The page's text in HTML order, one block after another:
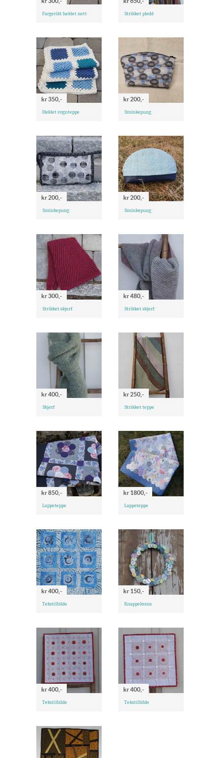
Fargerikt heklet nett Strikket pledd
kr 350,-
Heklet vognteppe
kr 200,-
Sminkepung
kr 200,-
Sminkepung
kr 200,-
Sminkepung
kr 300,-
Strikket skjerf
kr 480,-
Strikket skjerf
kr 400,-
Skjerf
kr 250,-
Strikket teppe
kr 850,-
Lappeteppe
kr 1800,-
Lappeteppe
kr 400,-
Tekstilbilde
kr 150,-
Knappekrans
kr 400,-
Tekstilbilde
kr 400,-
Tekstilbilde